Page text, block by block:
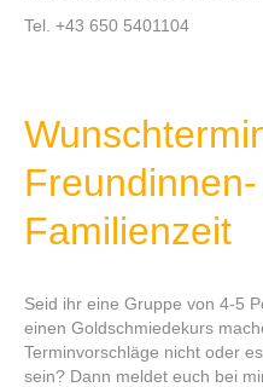
Tel. +43 650 5401104
Familienzeit
Seid ihr eine Gruppe von 4-5
einen Goldschmiedekurs
Terminvorschläge nicht oder
sein? Dann meldet euch bei